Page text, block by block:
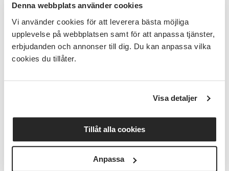
Denna webbplats använder cookies
Vi använder cookies för att leverera bästa möjliga
upplevelse på webbplatsen samt för att anpassa tjänster,
erbjudanden och annonser till dig. Du kan anpassa vilka
cookies du tillåter.
Visa detaljer
Tillåt alla cookies
Anpassa
Kursen är särskilt inriktad på psykisk hälsa och
psykisk ohälsa, med fokus på förståelse, bemötande
i åldern 19-30 år.
Vill du varva ner och möta nya människor?
och samtalar tillsammans i lugn och ro, helt på dina
vägen stannar vi upp och delar de tankar och känslor
Du säger precis så mycket eller lite du vill.